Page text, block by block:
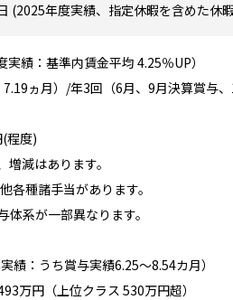
(2025年度実績、指定休暇を含めた休
績：基準内賃金平均 4.25％UP）
ヵ月）/年3回（6月、9月決算賞与、
程度)
減はあります。
各種諸手当があります。
系が一部異なります。
績：うち賞与実績6.25～8.54カ月）
万円（上位クラス 530万円超）